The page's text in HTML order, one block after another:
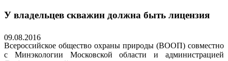
У владельцев скважин должна быть лицензия
09.08.2016
Всероссийское общество охраны природы (ВООП) совместно
с Минэкологии Московской области и администрацией